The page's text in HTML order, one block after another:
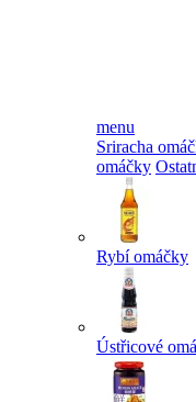
menu
Sriracha
omáčky
Rybí omáčky
Ústřicové